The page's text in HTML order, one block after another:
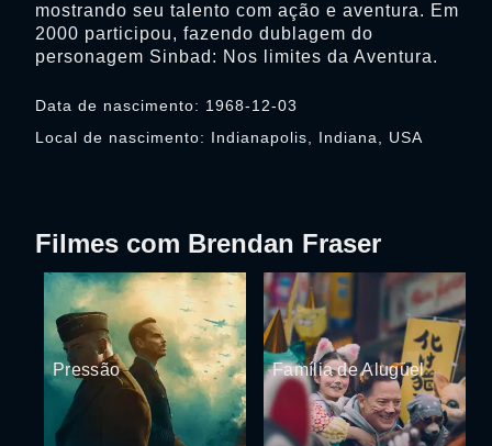
Data de nascimento: 1968-12-03
Local de nascimento: Indianapolis, Indiana, USA
mostrando seu talento com ação e aventura. Em
2000 participou, fazendo dublagem do
personagem Sinbad: Nos limites da Aventura.
Filmes com Brendan Fraser
Pressão Família de Aluguel